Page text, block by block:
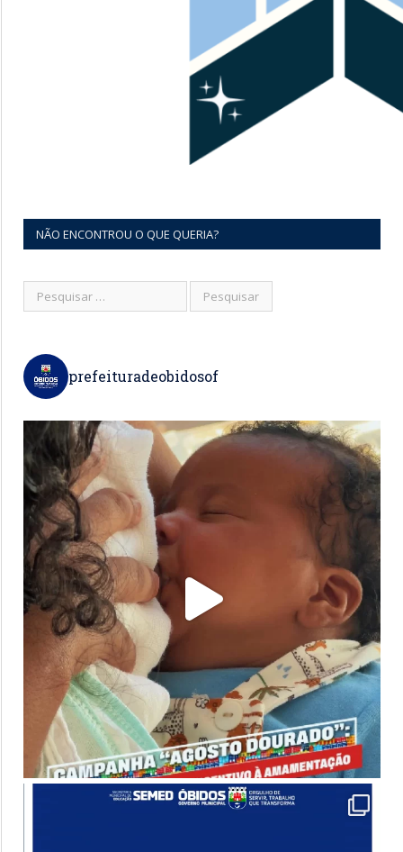
NÃO ENCONTROU O QUE QUERIA?
prefeituradeobidosof